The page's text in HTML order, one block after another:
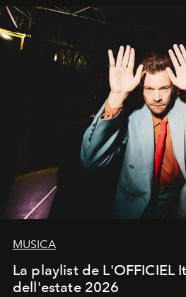
MUSICA
La playlist de L'OFFICIEL
dell'estate 2026